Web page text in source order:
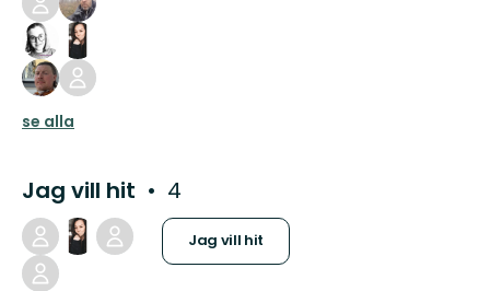
se alla
Jag vill hit 4
Jag vill hit